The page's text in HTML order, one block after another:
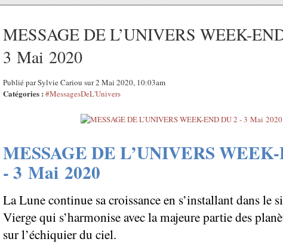
MESSAGE DE L’UNIVERS WEEK-
3 Mai 2020 ​​​​​​​
Publié par Sylvie Cariou sur 2 Mai 2020, 10:03am
Catégories : #MessagesDeL'Univers
MESSAGE DE L’UNIVERS
- 3 Mai 2020
La Lune continue sa croissance en s’installant dans le
Vierge qui s’harmonise avec la majeure partie des
sur l’échiquier du ciel.